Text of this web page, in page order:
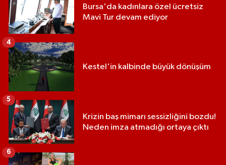
Bursa'da kadınlara özel ücretsiz
Mavi Tur devam ediyor
Kestel'in kalbinde büyük dönüşüm
4
Krizin baş mimarı sessizliğini bozdu!
Neden imza atmadığı ortaya çıktı
5
6